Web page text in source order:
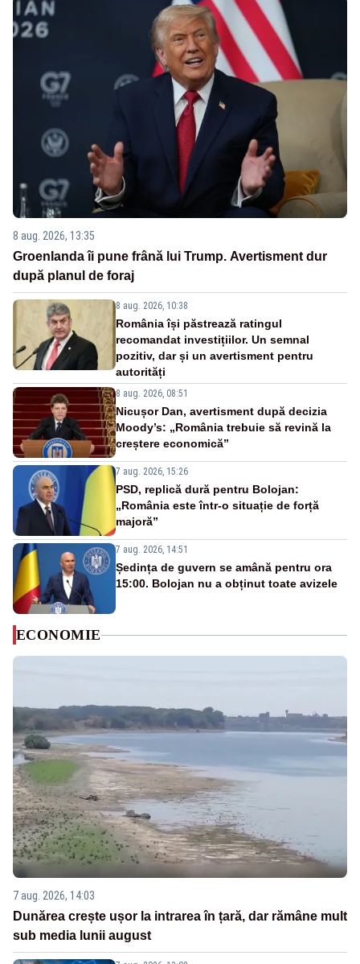
8 aug. 2026, 13:35
Groenlanda îi pune frână lui Trump. Avertisment dur
după planul de foraj
8 aug. 2026, 10:38
România își păstrează ratingul
recomandat investițiilor. Un semnal
pozitiv, dar și un avertisment pentru
autorități
8 aug. 2026, 08:51
Nicușor Dan, avertisment după decizia
Moody’s: „România trebuie să revină la
creștere economică”
7 aug. 2026, 15:26
PSD, replică dură pentru Bolojan:
„România este într-o situație de forță
majoră”
7 aug. 2026, 14:51
Ședința de guvern se amână pentru ora
15:00. Bolojan nu a obținut toate avizele
ECONOMIE
7 aug. 2026, 14:03
Dunărea crește ușor la intrarea în țară, dar rămâne mult
sub media lunii august